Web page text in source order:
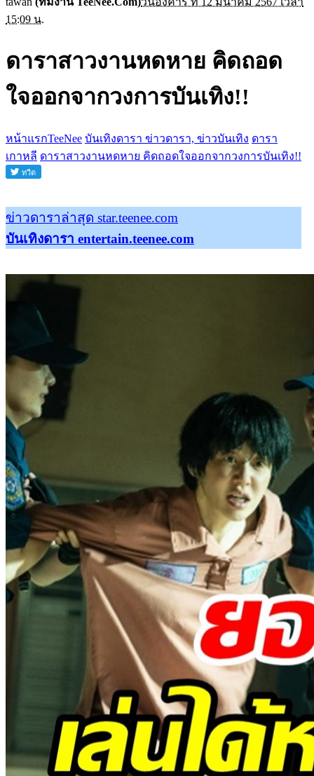
15:09 น.
ดาราสาวงานหดหาย คิดถอด
ใจออกจากวงการบันเทิง!!
หน้าแรกTeeNee บันเทิงดารา ข่าวดารา, ข่าวบันเทิง ดารา
เกาหลี ดาราสาวงานหดหาย คิดถอดใจออกจากวงการบันเทิง!!
ข่าวดาราล่าสุด star.teenee.com
บันเทิงดารา entertain.teenee.com